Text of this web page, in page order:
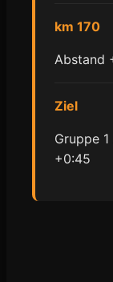
km 170
Abstand
Ziel
Gruppe
+0:45